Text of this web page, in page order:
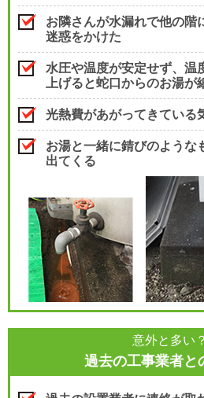
お隣さんが水漏れで他の階
迷惑をかけた
水圧や温度が安定せず、温
上げると蛇口からのお湯が
光熱費があがってきている
お湯と一緒に錆びのような
出てくる
意外と多い
過去の工事業者と